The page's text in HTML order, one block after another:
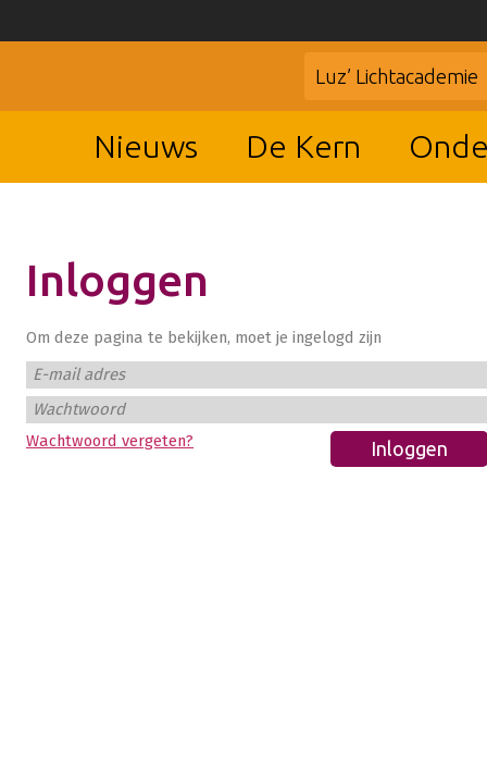
Luz’ Lichtacademie
Nieuws De Kern
Inloggen
Om deze pagina te bekijken, moet je ingelogd zijn
E-mail adres
Wachtwoord
Wachtwoord vergeten?